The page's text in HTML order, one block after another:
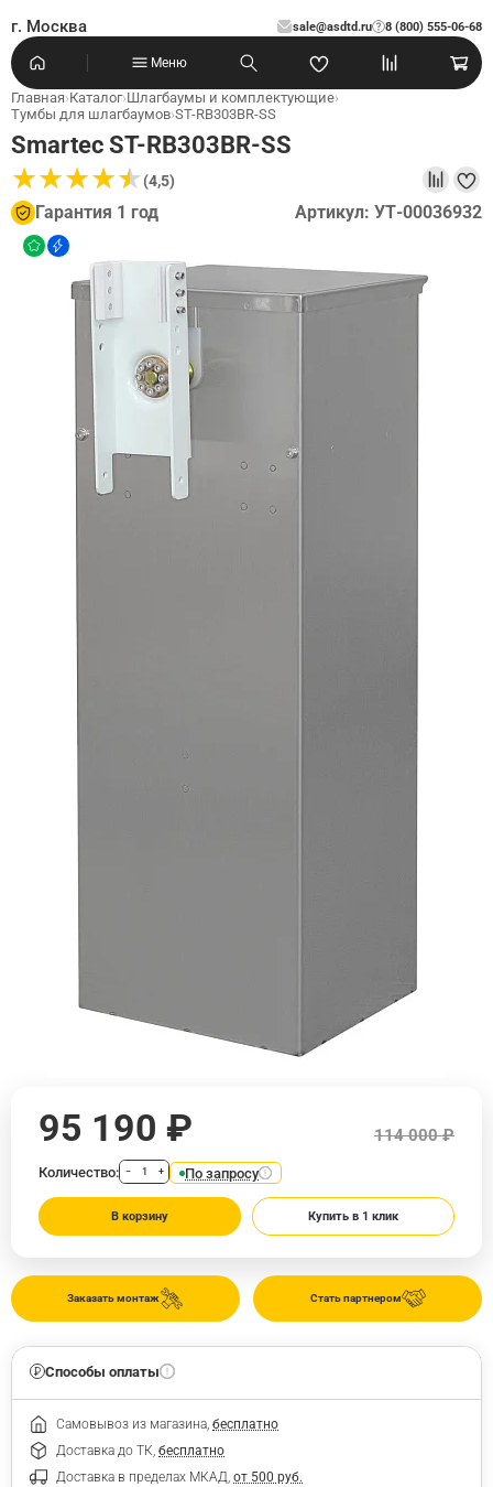
г. Москва sale@asdtd.ru 8 (800) 555-06-68
?
Меню
Главная›Каталог›Шлагбаумы и комплектующие›
Тумбы для шлагбаумов›ST-RB303BR-SS
Smartec ST-RB303BR-SS
★★★★★
★★★★★(4,5)
Гарантия 1 год Артикул: УТ-00036932
Стать партнером
Заказать монтаж
95 190 ₽ 114 000 ₽
Количество: − + По запросу
В корзину Купить в 1 клик
Способы оплаты
Самовывоз из магазина, бесплатно
Доставка до ТК, бесплатно
Доставка в пределах МКАД, от 500 руб.